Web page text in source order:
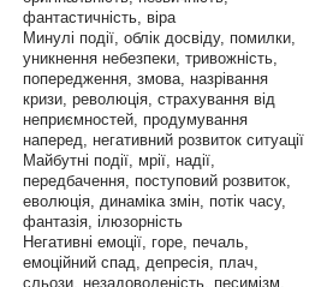
фантастичність, віра
Минулі події, облік досвіду, помилки,
уникнення небезпеки, тривожність,
попередження, змова, назрівання
кризи, революція, страхування від
неприємностей, продумування
наперед, негативний розвиток ситуації
Майбутні події, мрії, надії,
передбачення, поступовий розвиток,
еволюція, динаміка змін, потік часу,
фантазія, ілюзорність
Негативні емоції, горе, печаль,
емоційний спад, депресія, плач,
сльози, незадоволеність, песимізм,